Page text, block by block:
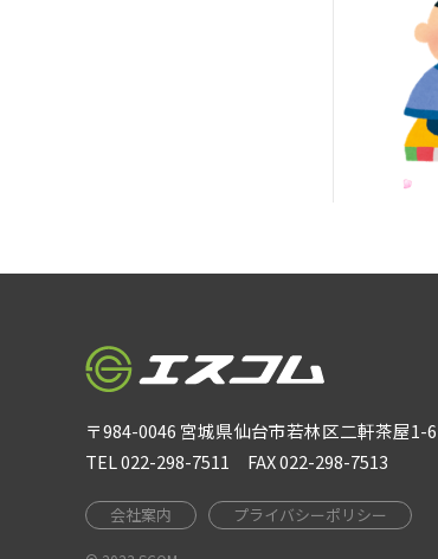
〒984-0046 宮城県仙台市若林区二軒茶屋1-6
TEL 022-298-7511 FAX 022-298-7513
会社案内 プライバシーポリシー